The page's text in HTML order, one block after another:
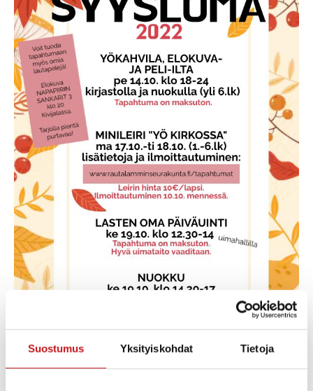
Suostumus Yksityiskohdat Tietoja
Syyslomatapahtumia Rautalammilla